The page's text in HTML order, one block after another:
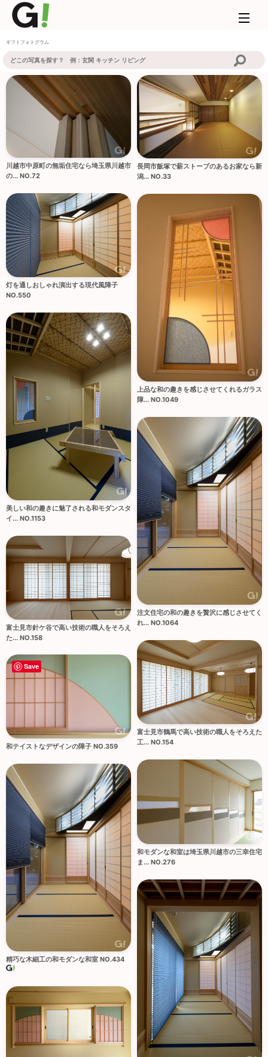
ギフトフォトグラム
川越市中原町の無垢住宅なら埼玉県川越市
の... NO.72
長岡市飯塚で薪ストーブのあるお家なら新
潟... NO.33
灯を通しおしゃれ演出する現代風障子
NO.550
上品な和の趣きを感じさせてくれるガラス
障... NO.1049
美しい和の趣きに魅了される和モダンスタ
イ... NO.1153
注文住宅の和の趣きを贅沢に感じさせてく
れ... NO.1064
富士見市針ケ谷で高い技術の職人をそろえ
た... NO.158
富士見市鶴馬で高い技術の職人をそろえた
工... NO.154
和テイストなデザインの障子 NO.359
和モダンな和室は埼玉県川越市の三幸住宅
ま... NO.276
精巧な木細工の和モダンな和室 NO.434
Save